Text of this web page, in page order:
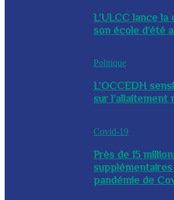
L’ULCC lance
son école d’été
Politique
L’OCCEDH
sur l’allaitement
Covid-19
Près de 15
pandémie de